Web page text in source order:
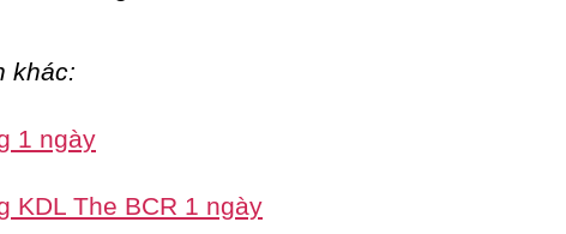
khác:
1 ngày
KDL The BCR 1 ngày